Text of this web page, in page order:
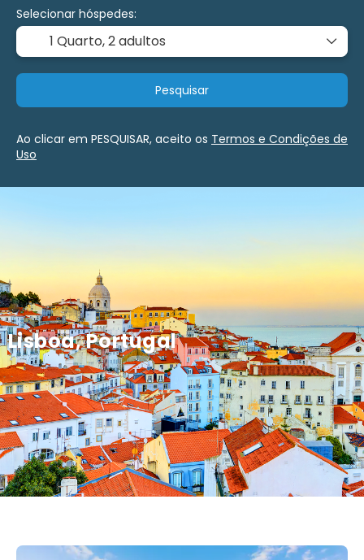
Lisboa, Portugal
Selecionar hóspedes:
1 Quarto,2 adultos
Pesquisar
Ao clicar em PESQUISAR, aceito os Termos e Condições de
Uso